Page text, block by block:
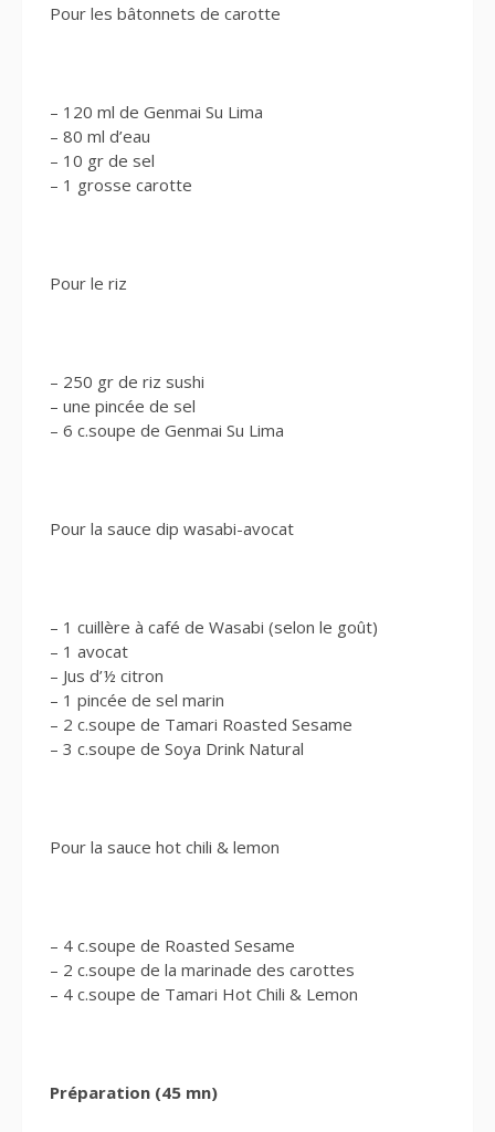
Pour les bâtonnets de carotte
– 120 ml de Genmai Su Lima
– 80 ml d’eau
– 10 gr de sel
– 1 grosse carotte
Pour le riz
– 250 gr de riz sushi
– une pincée de sel
– 6 c.soupe de Genmai Su Lima
Pour la sauce dip wasabi-avocat
– 1 cuillère à café de Wasabi (selon le goût)
– 1 avocat
– Jus d’½ citron
– 1 pincée de sel marin
– 2 c.soupe de Tamari Roasted Sesame
– 3 c.soupe de Soya Drink Natural
Pour la sauce hot chili & lemon
– 4 c.soupe de Roasted Sesame
– 2 c.soupe de la marinade des carottes
– 4 c.soupe de Tamari Hot Chili & Lemon
Préparation (45 mn)